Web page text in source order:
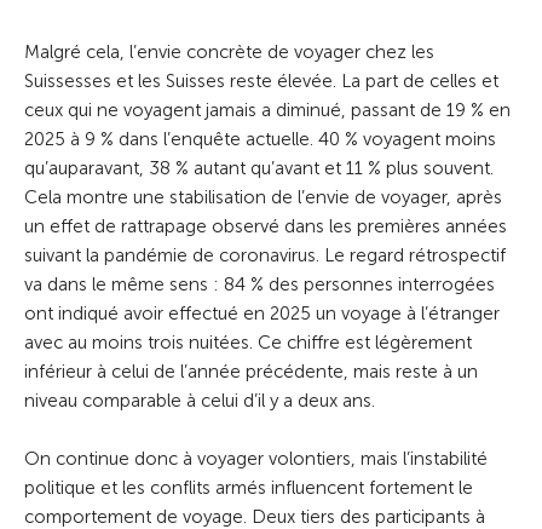
Malgré cela, l’envie concrète de voyager chez les
Suissesses et les Suisses reste élevée. La part de celles et
ceux qui ne voyagent jamais a diminué, passant de 19 % en
2025 à 9 % dans l’enquête actuelle. 40 % voyagent moins
qu’auparavant, 38 % autant qu’avant et 11 % plus souvent.
Cela montre une stabilisation de l’envie de voyager, après
un effet de rattrapage observé dans les premières années
suivant la pandémie de coronavirus. Le regard rétrospectif
va dans le même sens : 84 % des personnes interrogées
ont indiqué avoir effectué en 2025 un voyage à l’étranger
avec au moins trois nuitées. Ce chiffre est légèrement
inférieur à celui de l’année précédente, mais reste à un
niveau comparable à celui d’il y a deux ans.
On continue donc à voyager volontiers, mais l’instabilité
politique et les conflits armés influencent fortement le
comportement de voyage. Deux tiers des participants à